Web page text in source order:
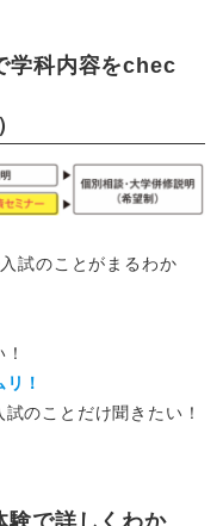
学科内容をchec
試のことがまるわか
！
のことだけ聞きたい！